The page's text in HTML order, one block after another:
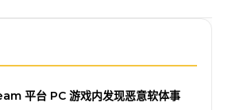
平台 PC 游戏内发现恶意软体事